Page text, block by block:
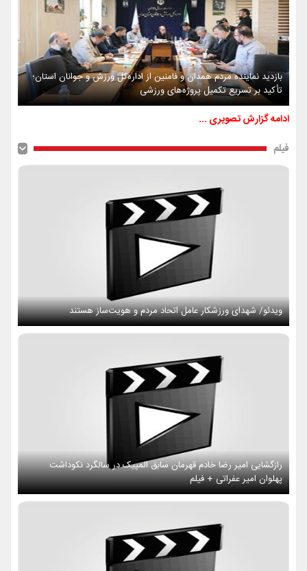
بازدید نماینده مردم همدان و فامنین از اداره‌کل ورزش و جوانان استان؛
تأکید بر تسریع تکمیل پروژه‌های ورزشی
ادامه گزارش تصویری ...
فیلم
ویدئو/ شهدای ورزشکار عامل اتحاد مردم و هویت‌ساز هستند
رازگشایی امیر رضا خادم قهرمان سابق المپیک در سالگرد نکوداشت
پهلوان امیر عفراتی + فیلم